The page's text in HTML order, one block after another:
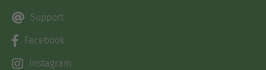
Support
Facebook
Instagram